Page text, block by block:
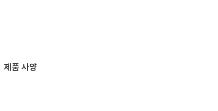
제품 사양